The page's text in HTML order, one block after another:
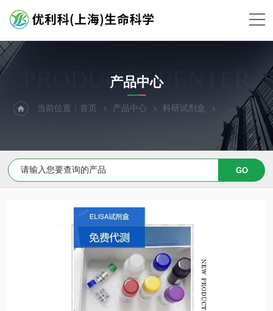
PRODUCTS CENTER
产品中心
当前位置：首页 产品中心 科研试剂盒 ELISA试剂盒